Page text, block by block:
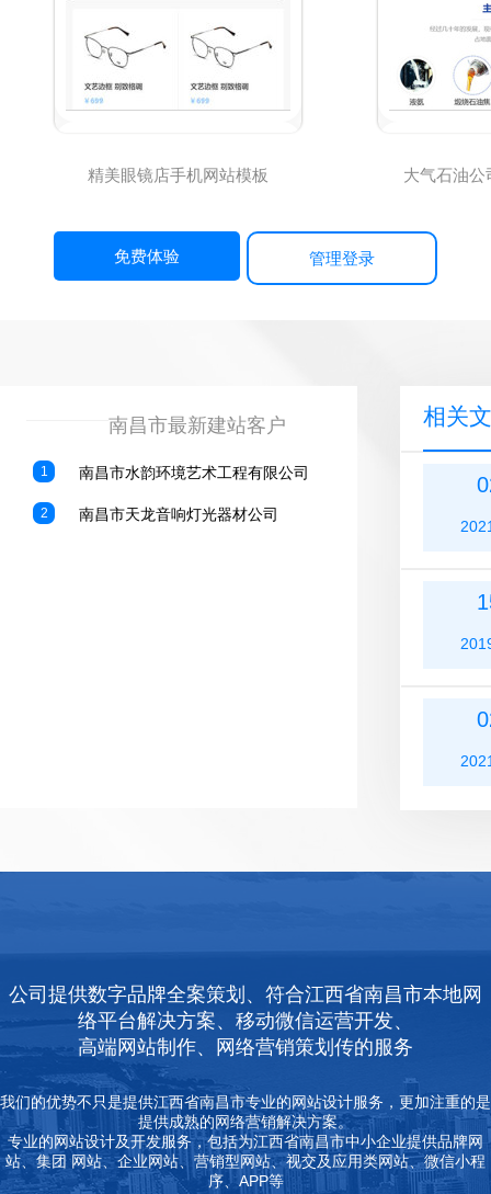
精美眼镜店手机网站模板 大气石油公
免费体验 管理登录
————————————————
南昌市最新建站客户
1 南昌市水韵环境艺术工程有限公司
2 南昌市天龙音响灯光器材公司
相关
公司提供数字品牌全案策划、符合江西省南昌市本地网
络平台解决方案、移动微信运营开发、
高端网站制作、网络营销策划传的服务
我们的优势不只是提供江西省南昌市专业的网站设计服务，更加注重的是
提供成熟的网络营销解决方案。
专业的网站设计及开发服务，包括为江西省南昌市中小企业提供品牌网
站、集团 网站、企业网站、营销型网站、视交及应用类网站、微信小程
序、APP等